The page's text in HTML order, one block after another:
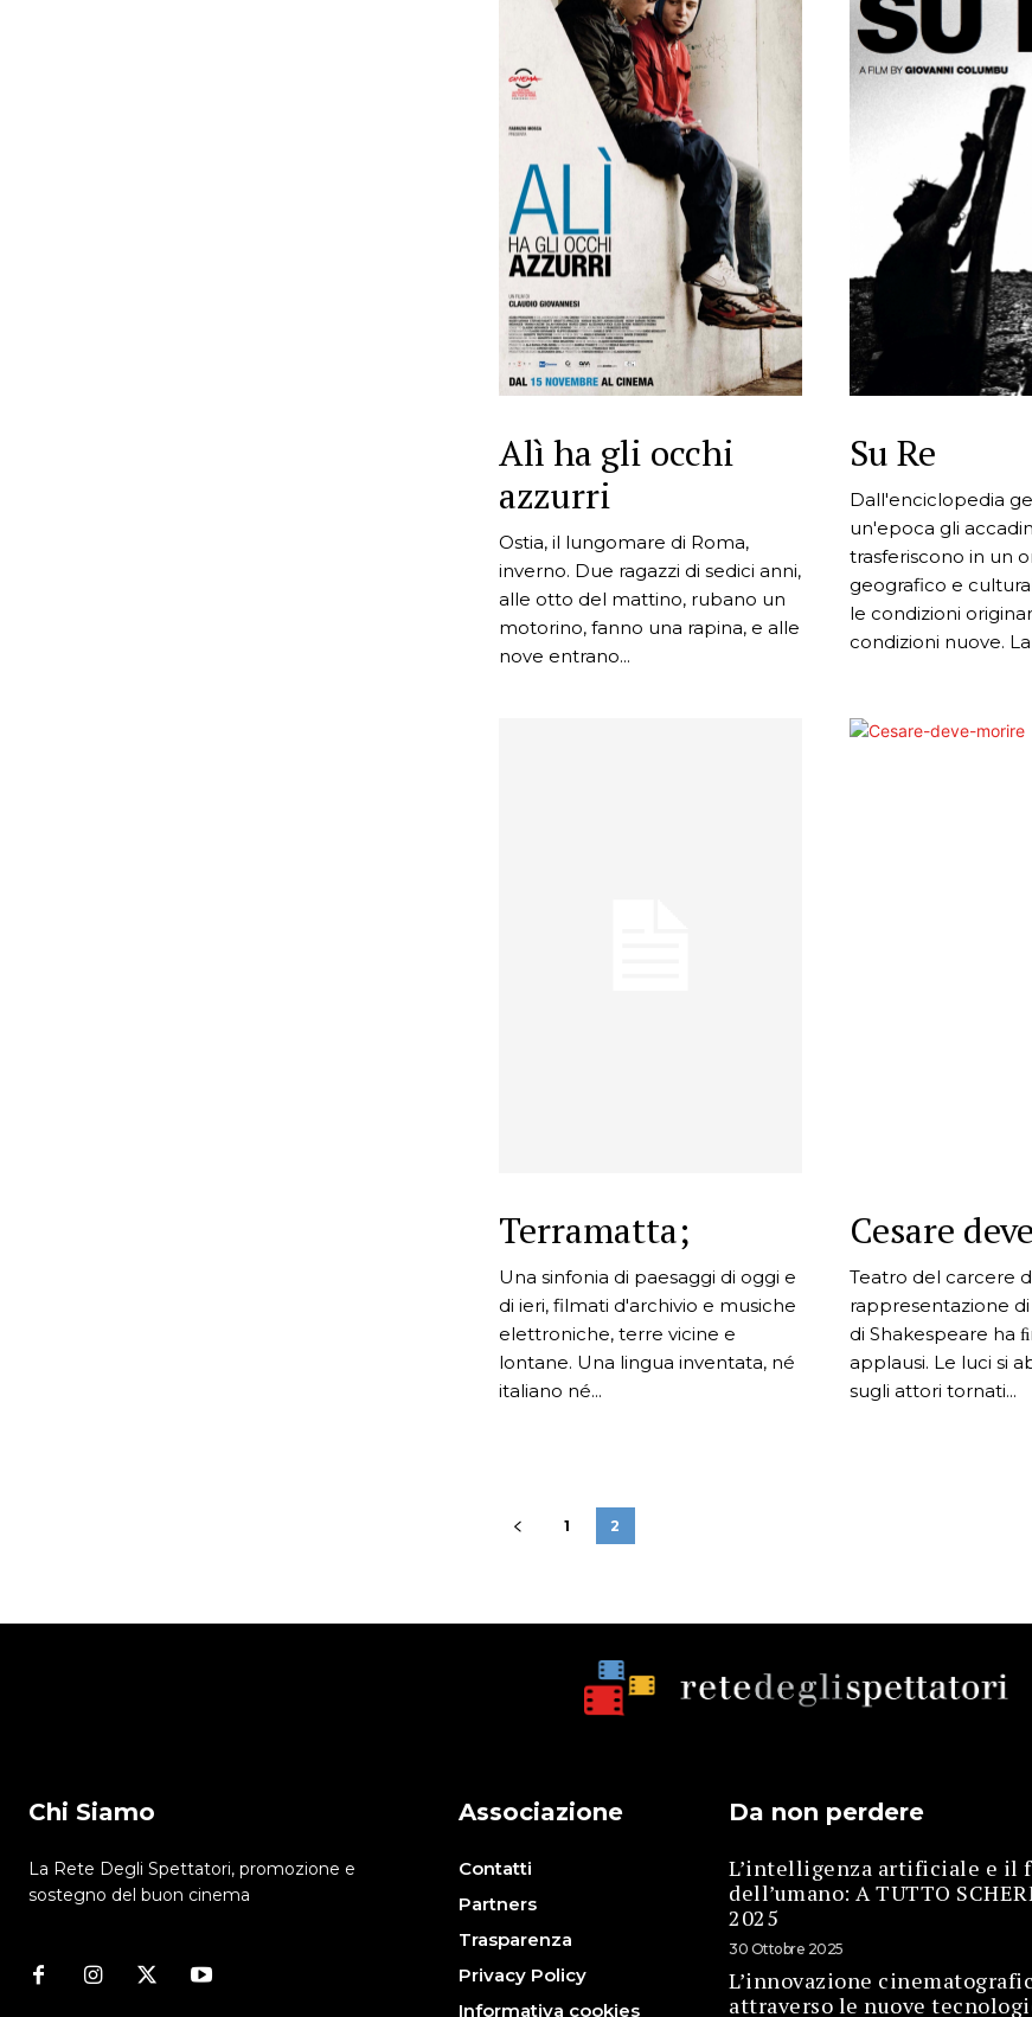
Alì ha gli occhi
azzurri
Ostia, il lungomare di Roma,
inverno. Due ragazzi di sedici anni,
alle otto del mattino, rubano un
motorino, fanno una rapina, e alle
nove entrano...
Su Re
Dall'enciclopedia
un'epoca gli
trasferiscono in un
geografico e
le condizioni
condizioni nuove.
Terramatta;
Una sinfonia di paesaggi di oggi e
di ieri, filmati d'archivio e musiche
elettroniche, terre vicine e
lontane. Una lingua inventata, né
italiano né...
Cesare
Teatro del carcere
rappresentazione di
di Shakespeare ha
applausi. Le luci si
sugli attori tornati...
1 2
Chi Siamo
La Rete Degli Spettatori, promozione e
sostegno del buon cinema
Associazione
Contatti
Partners
Trasparenza
Privacy Policy
Informativa cookies
Da non perdere
L’intelligenza artificiale e il
dell’umano: A TUTTO
2025
30 Ottobre 2025
L’innovazione
attraverso le nuove